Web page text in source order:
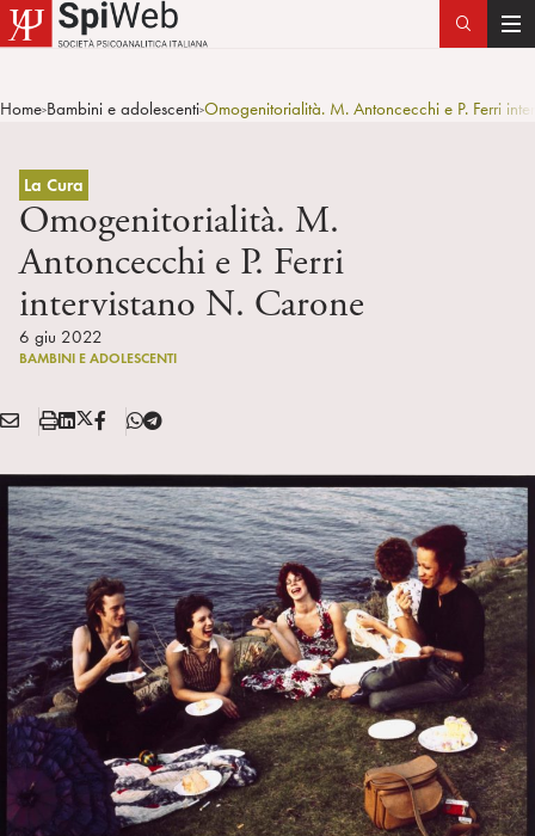
T
g
Home>Bambini e adolescenti>Omogenitorialità. M. Antoncecchi e P. Ferri
La Cura
Omogenitorialità. M.
Antoncecchi e P. Ferri
intervistano N. Carone
6 giu 2022
BAMBINI E ADOLESCENTI
Condividi:
E
A
S
a
m
p
a
L
n
k
e
d
i
n
X
T
w
i
t
t
e
r
F
T
l
e
g
r
a
m